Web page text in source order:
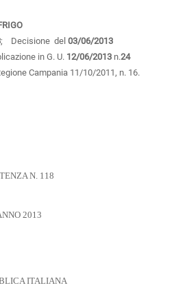
; Decisione del 03/06/2013
in G. U. 12/06/2013 n.24
Campania 11/10/2011, n. 16.
N. 118
2013
ITALIANA